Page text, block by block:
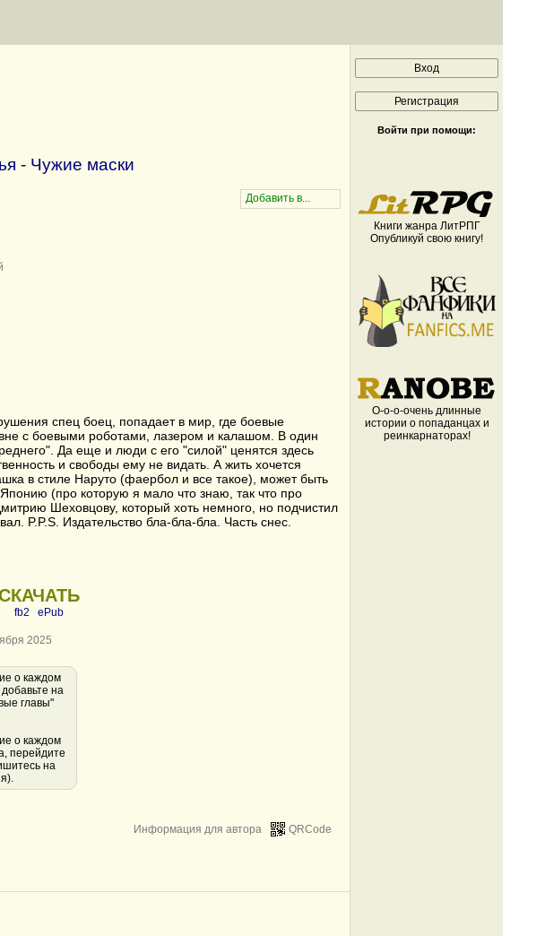
- Чужие маски
спец боец, попадает в мир, где боевые
с боевыми роботами, лазером и калашом. В один
Да еще и люди с его "силой" ценятся здесь
и свободы ему не видать. А жить хочется
в стиле Наруто (фаербол и все такое), может быть
(про которую я мало что знаю, так что про
Шеховцову, который хоть немного, но подчистил
P.P.S. Издательство бла-бла-бла. Часть снес.
fb2 ePub
2025
о каждом
на
главы"
о каждом
перейдите
на
QRCode
Информация для автора
Войти при помощи:
Книги жанра ЛитРПГ
Опубликуй свою книгу!
О-о-о-очень длинные
истории о попаданцах и
реинкарнаторах!